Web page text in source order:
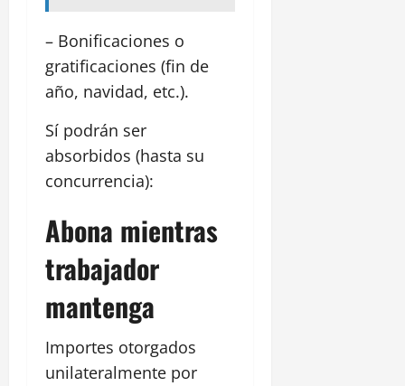
– Bonificaciones o
gratificaciones (fin de
año, navidad, etc.).
Sí podrán ser
absorbidos (hasta su
concurrencia):
Abona mientras
trabajador
mantenga
Importes otorgados
unilateralmente por